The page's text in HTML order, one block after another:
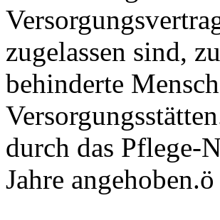
zugelassen sind,
behinderte
durch das Pflege-
Jahre angehoben.ö